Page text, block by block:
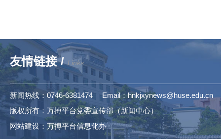
友情链接 /Links
新闻热线：0746-6381474 Email：hnkjxynews@huse.edu.cn
版权所有：万搏平台党委宣传部（新闻中心）
网站建设：万搏平台信息化办